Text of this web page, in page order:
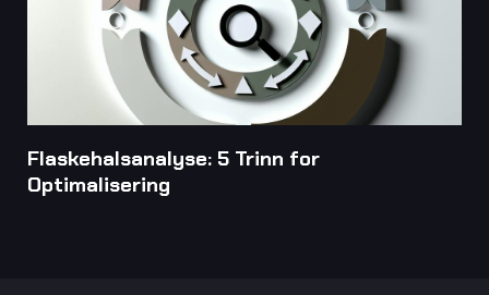
Flaskehalsanalyse: 5 Trinn for
Optimalisering